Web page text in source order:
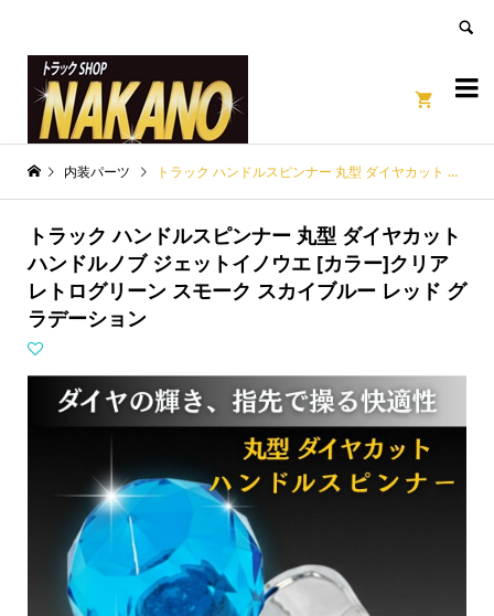


内装パーツ トラック ハンドルスピンナー 丸型 ダイヤカット ハンドルノブ ジェットイノウエ [カラー]クリア レトログリーン スモーク スカイブルー レッド グラデーション
トラック ハンドルスピンナー 丸型 ダイヤカット
ハンドルノブ ジェットイノウエ [カラー]クリア
レトログリーン スモーク スカイブルー レッド グ
ラデーション